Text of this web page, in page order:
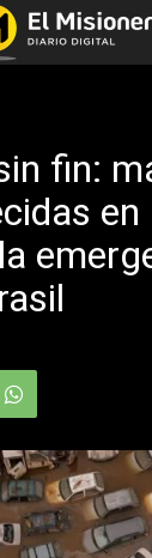
fin:
en